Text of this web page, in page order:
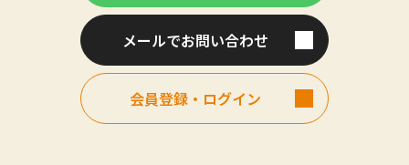
メールでお問い合わせ
会員登録・ログイン